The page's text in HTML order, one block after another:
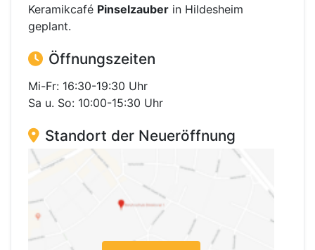
Keramikcafé Pinselzauber in Hildesheim
geplant.
Öffnungszeiten
Mi-Fr: 16:30-19:30 Uhr
Sa u. So: 10:00-15:30 Uhr
Standort der Neueröffnung